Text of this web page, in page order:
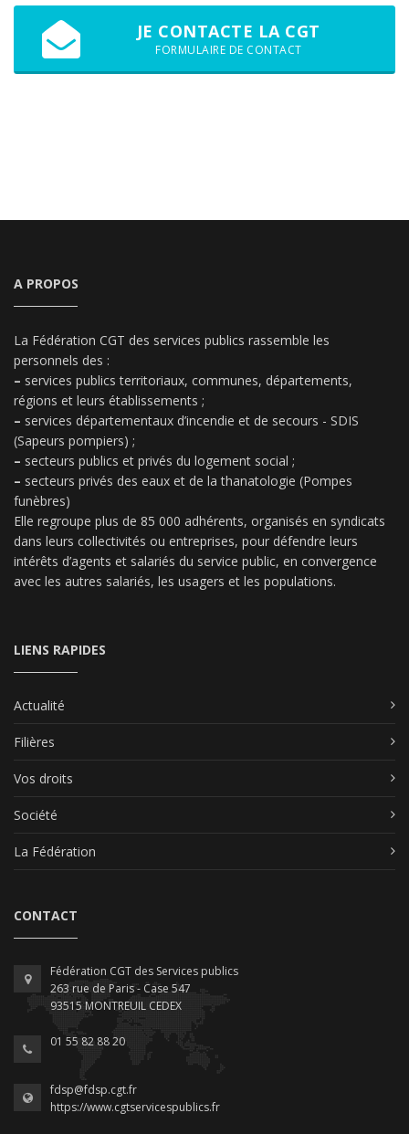
JE CONTACTE LA CGT
FORMULAIRE DE CONTACT
A PROPOS
La Fédération CGT des services publics rassemble les
personnels des :
– services publics territoriaux, communes, départements,
régions et leurs établissements ;
– services départementaux d’incendie et de secours - SDIS
(Sapeurs pompiers) ;
– secteurs publics et privés du logement social ;
– secteurs privés des eaux et de la thanatologie (Pompes
funèbres)
Elle regroupe plus de 85 000 adhérents, organisés en syndicats
dans leurs collectivités ou entreprises, pour défendre leurs
intérêts d’agents et salariés du service public, en convergence
avec les autres salariés, les usagers et les populations.
LIENS RAPIDES
Actualité
Filières
Vos droits
Société
La Fédération
CONTACT
Fédération CGT des Services publics
263 rue de Paris - Case 547
93515 MONTREUIL CEDEX
01 55 82 88 20
fdsp@fdsp.cgt.fr
https://www.cgtservicespublics.fr